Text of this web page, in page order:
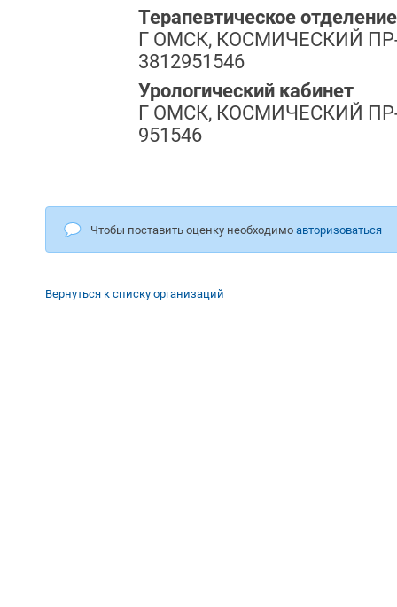
Терапевтическое
Г ОМСК, КОСМИЧЕСКИЙ ПР-
3812951546
Урологический кабинет
Г ОМСК, КОСМИЧЕСКИЙ ПР-
951546
Чтобы поставить оценку необходимоавторизоваться
Вернуться к списку организаций